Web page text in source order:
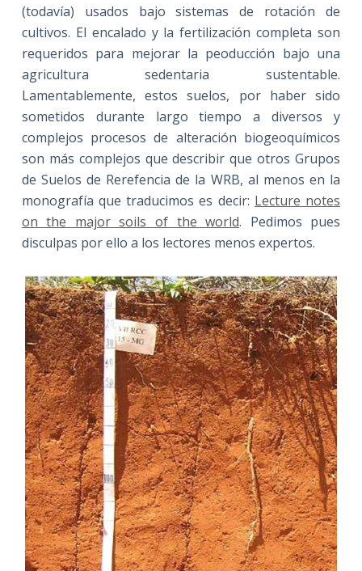
(todavía) usados bajo sistemas de rotación de
cultivos. El encalado y la fertilización completa son
requeridos para mejorar la peoducción bajo una
agricultura sedentaria sustentable.
Lamentablemente, estos suelos, por haber sido
sometidos durante largo tiempo a diversos y
complejos procesos de alteración biogeoquímicos
son más complejos que describir que otros Grupos
de Suelos de Rerefencia de la WRB, al menos en la
monografía que traducimos es decir: Lecture notes
on the major soils of the world. Pedimos pues
disculpas por ello a los lectores menos expertos.